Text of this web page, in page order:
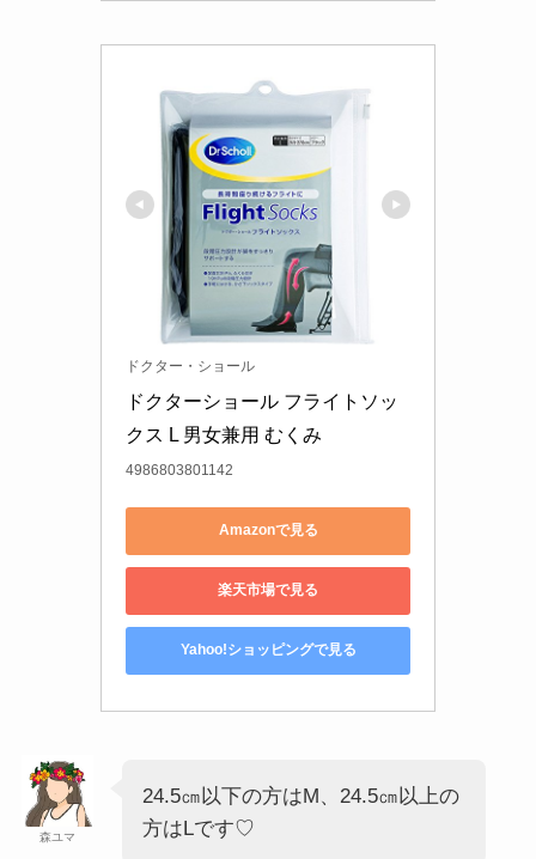
ドクター・ショール
ドクターショール フライトソッ
クス L 男女兼用 むくみ
4986803801142
Amazonで見る
楽天市場で見る
Yahoo!ショッピングで見る
森ユマ
24.5㎝以下の方はM、24.5㎝以上の
方はLです♡